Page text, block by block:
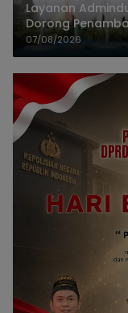
Layanan
Dorong
07/08/2026